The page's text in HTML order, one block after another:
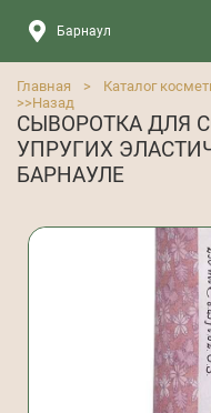
Барнаул
Главная > Каталог
>>Назад
СЫВОРОТКА ДЛЯ
УПРУГИХ
БАРНАУЛЕ